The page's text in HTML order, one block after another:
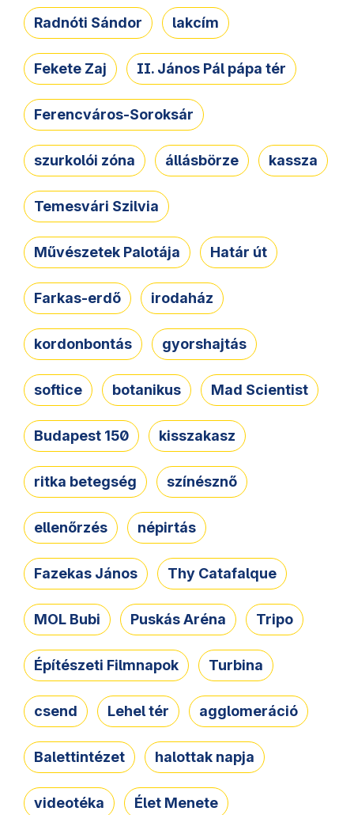
Radnóti Sándor lakcím
Fekete Zaj II. János Pál pápa tér
Ferencváros-Soroksár
szurkolói zóna állásbörze kassza
Temesvári Szilvia
Művészetek Palotája Határ út
Farkas-erdő irodaház
kordonbontás gyorshajtás
softice botanikus Mad Scientist
Budapest 150 kisszakasz
ritka betegség színésznő
ellenőrzés népirtás
Fazekas János Thy Catafalque
MOL Bubi Puskás Aréna Tripo
Építészeti Filmnapok Turbina
csend Lehel tér agglomeráció
Balettintézet halottak napja
videotéka Élet Menete